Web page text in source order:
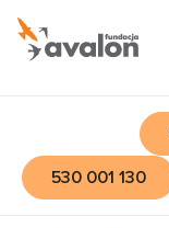
530 001 130